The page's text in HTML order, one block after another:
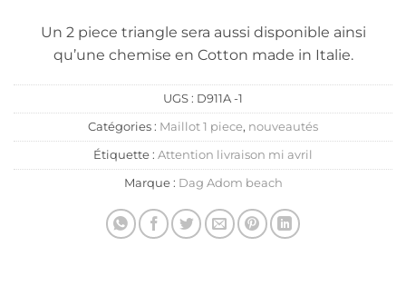
Un 2 piece triangle sera aussi disponible ainsi
qu’une chemise en Cotton made in Italie.
UGS : D911A -1
Catégories : Maillot 1 piece, nouveautés
Étiquette : Attention livraison mi avril
Marque : Dag Adom beach